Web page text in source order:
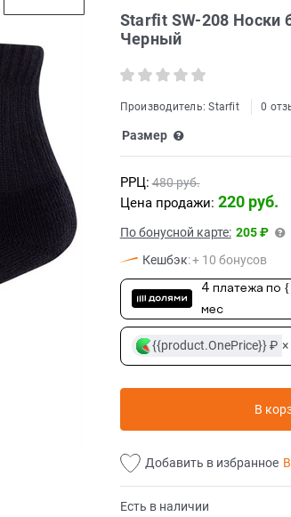
Starfit SW-208 Носки
Черный
Производитель:Starfit 0
Размер
РРЦ: 480 руб.
Цена продажи: 220 руб.
По бонусной карте: 205 ₽
Кешбэк:+ 10 бонусов
4 платежа по
мес
{{product.OnePrice}} ₽
В
Добавить в избранное
Есть в наличии